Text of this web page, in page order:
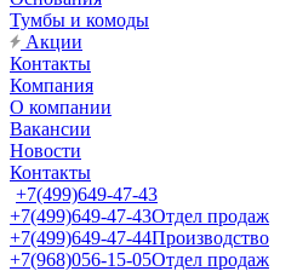
Тумбы и комоды
Акции
Контакты
Компания
О компании
Вакансии
Новости
Контакты
+7(499)649-47-43
+7(499)649-47-43Отдел продаж
+7(499)649-47-44Производство
+7(968)056-15-05Отдел продаж